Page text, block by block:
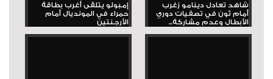
شاهد تعادل دينامو زغرب
أمام ثون في تصفيات دوري
الأبطال وعدم مشاركة...
إمبولو يتلقى أغرب بطاقة
حمراء في المونديال أمام
الأرجنتين